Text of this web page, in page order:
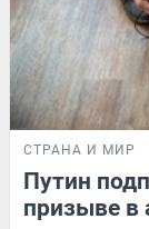
СТРАНА И МИР
Путин
призыве